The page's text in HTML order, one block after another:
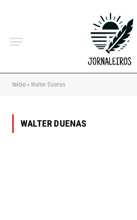
Início » Walter Duenas
WALTER DUENAS